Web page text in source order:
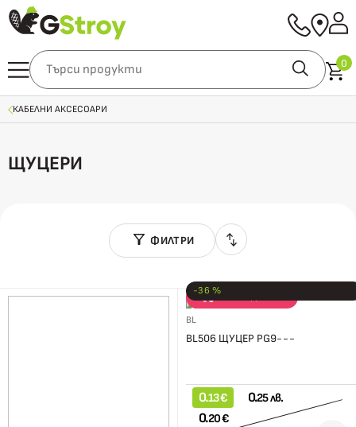
0
КАБЕЛНИ АКСЕСОАРИ
ЩУЦЕРИ
ФИЛТРИ
РАЗПРОДАЖБА
-36 %
BL
BL506 ЩУЦЕР PG9---
0.13 € 0.25 лв.
0.20 €